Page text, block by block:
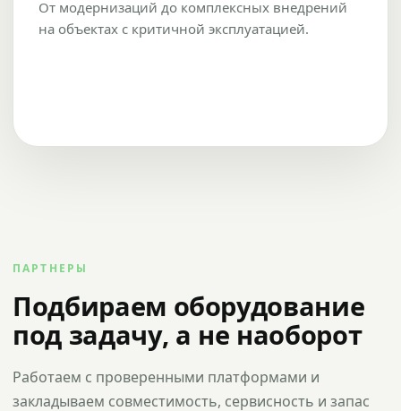
От модернизаций до комплексных внедрений
на объектах с критичной эксплуатацией.
ПАРТНЕРЫ
Подбираем оборудование
под задачу, а не наоборот
Работаем с проверенными платформами и
закладываем совместимость, сервисность и запас